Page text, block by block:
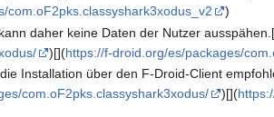
com.oF2pks.classyshark3xodus_v2
)
daher keine Daten der Nutzer
)[](https://f-droid.org/es/packages/
Installation über den F-Droid-Client
com.oF2pks.classyshark3xodus/ )[](